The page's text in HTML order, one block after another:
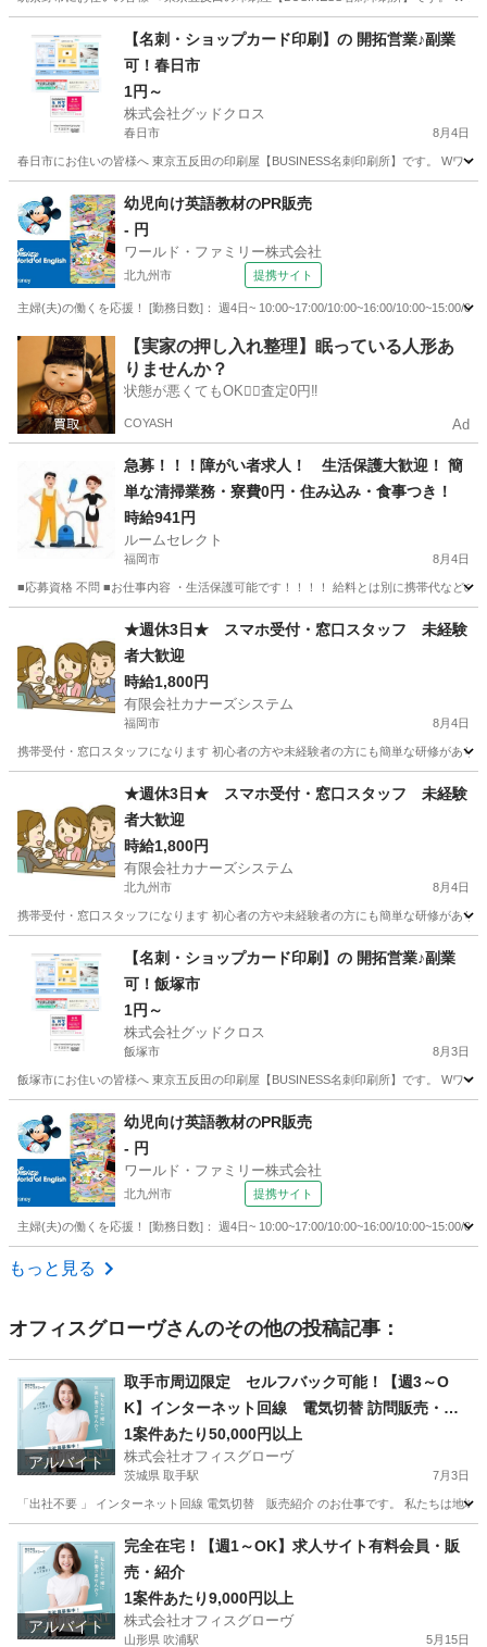
営業 スタッフ
【名刺・ショップカード印刷】の 開拓営業♪副業
可！春日市
1円～
株式会社グッドクロス
春日市 8月4日
春日市にお住いの皆様へ 東京五反田の印刷屋【BUSINESS名刺印刷所】です。 Wワ
福岡 春日市 営業 スタッフ
幼児向け英語教材のPR販売
- 円
ワールド・ファミリー株式会社
北九州市 提携サイト
主婦(夫)の働くを応援！ [勤務日数]： 週4日~ 10:00~17:00/10:00~16:00/10:00~15:00/
福岡 北九州市 営業
【実家の押し入れ整理】眠っている人形あ
りませんか？
状態が悪くてもOK🙆‍♀️査定0円‼️
COYASH Ad
急募！！！障がい者求人！ 生活保護大歓迎！ 簡
単な清掃業務・寮費0円・住み込み・食事つき！
時給941円
ルームセレクト
福岡市 8月4日
■応募資格 不問 ■お仕事内容 ・生活保護可能です！！！！ 給料とは別に携帯代など
販売 生活保護
★週休3日★ スマホ受付・窓口スタッフ 未経験
者大歓迎
時給1,800円
有限会社カナーズシステム
福岡市 8月4日
携帯受付・窓口スタッフになります 初心者の方や未経験者の方にも簡単な研修があ
携帯ショップ スタッフ
★週休3日★ スマホ受付・窓口スタッフ 未経験
者大歓迎
時給1,800円
有限会社カナーズシステム
北九州市 8月4日
携帯受付・窓口スタッフになります 初心者の方や未経験者の方にも簡単な研修があ
携帯ショップ スタッフ
【名刺・ショップカード印刷】の 開拓営業♪副業
可！飯塚市
1円～
株式会社グッドクロス
飯塚市 8月3日
飯塚市にお住いの皆様へ 東京五反田の印刷屋【BUSINESS名刺印刷所】です。 Wワ
福岡 飯塚市 営業 スタッフ
幼児向け英語教材のPR販売
- 円
ワールド・ファミリー株式会社
北九州市 提携サイト
主婦(夫)の働くを応援！ [勤務日数]： 週4日~ 10:00~17:00/10:00~16:00/10:00~15:00/
福岡 北九州市
もっと見る
オフィスグローヴさんのその他の投稿記事：
アルバイト
取手市周辺限定 セルフバック可能！【週3～O
K】インターネット回線 電気切替 訪問販売・紹
介
1案件あたり50,000円以上
株式会社オフィスグローヴ
茨城県 取手駅 7月3日
「出社不要 」 インターネット回線 電気切替 販売紹介 のお仕事です。 私たちは地
取手駅 営業 セルフ
アルバイト
完全在宅！【週1～OK】求人サイト有料会員・販
売・紹介
1案件あたり9,000円以上
株式会社オフィスグローヴ
山形県 吹浦駅 5月15日